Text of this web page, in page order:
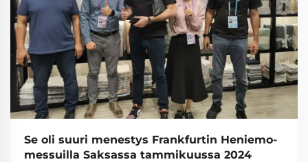
Se oli suuri menestys Frankfurtin Heniemo-
messuilla Saksassa tammikuussa 2024